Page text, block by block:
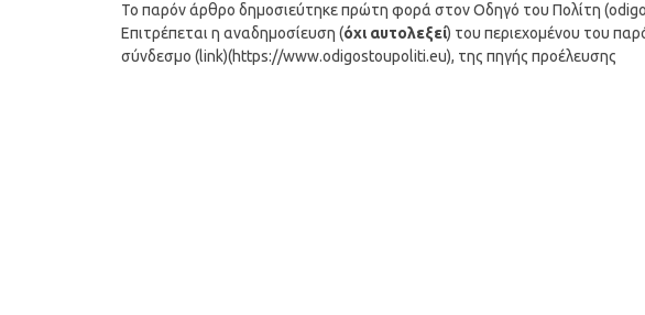
Το παρόν άρθρο δημοσιεύτηκε πρώτη φορά στον Οδηγό του Πολίτη
Επιτρέπεται η αναδημοσίευση (όχι αυτολεξεί) του περιεχομένου του
σύνδεσμο (link)(https://www.odigostoupoliti.eu), της πηγής προέλευσης